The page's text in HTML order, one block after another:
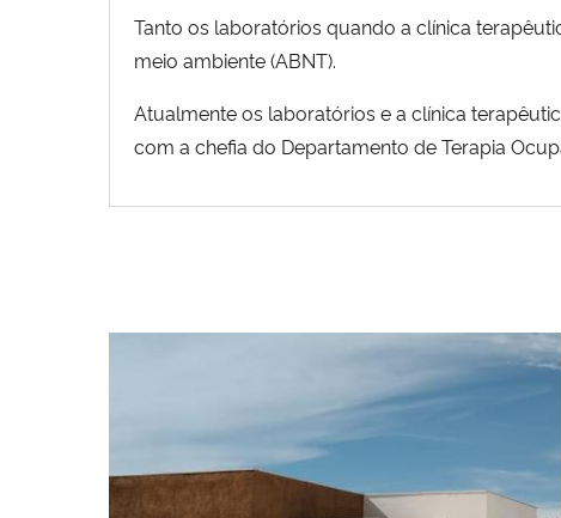
Tanto os laboratórios quando a clínica
meio ambiente (ABNT).
Atualmente os laboratórios e a clínica
com a chefia do Departamento de Terapia